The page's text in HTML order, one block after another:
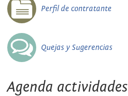
Perfil de contratante
Quejas y Sugerencias
Agenda actividades